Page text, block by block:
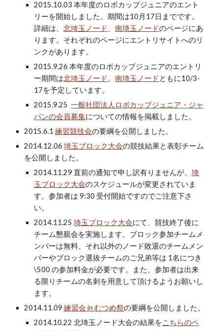
2015.10.03 本年度のロボカップジュニアのエント
リーを開始しました。期間は10月17日までです。
詳細は、北埼玉ノード 、南埼玉ノードのページにあ
ります。それぞれのページにエントリサイトへのリ
ンクがあります。
2015.9.26 本年度のロボカップジュニアのエントリ
ー期間は北埼玉ノード 、南埼玉ノード ともに10/3-
17を予定しています。
2015.9.25一般社団法人ロボカップジュニア・ジャ
パンの会員募集についての情報を掲載しました。
2015.6.1練習競技会の要綱を公開しました。
2014.12.06埼玉ブロック大会の競技結果と表彰チーム
を公開しました。
2014.11.29 直前の通知で申し訳有りませんが、埼
玉ブロック大会のスケジュールが変更されていま
す。参加者は 9:30 受付開始ですのでご注意下さ
い。
2014.11.25埼玉ブロック大会にて、競技終了後に
チーム懇親会を実施します。ブロック参加チームメ
ンバーは無料、それ以外のノード敗退のチームメン
バーやブロック選抜チームのご兄弟等は 1名につき
\500 の参加料金が必要です。また、参加者は出来
る限りチームの名刺を用意して頂けるようお願いし
ます。
2014.11.09練習会 in むつめ祭の要綱を公開しました。
2014.10.22 北埼玉ノード大会の結果をこちらのペ